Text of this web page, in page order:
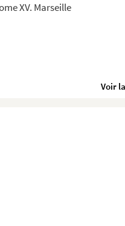
XV. Marseille